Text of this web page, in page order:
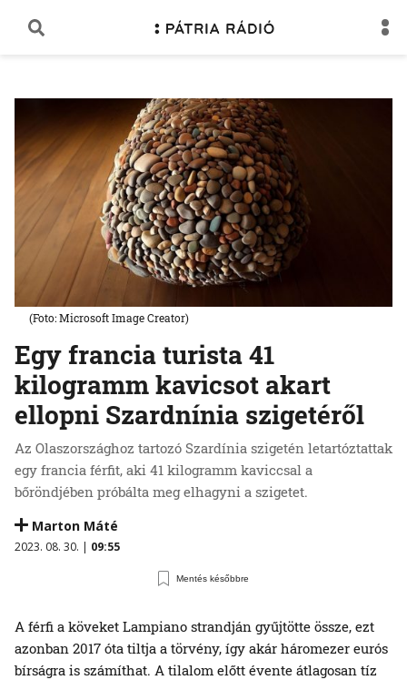
Egy francia turista 41
kilogramm kavicsot akart
ellopni Szardnínia szigetéről
Az Olaszországhoz tartozó Szardínia szigetén letartóztattak
egy francia férfit, aki 41 kilogramm kaviccsal a
bőröndjében próbálta meg elhagyni a szigetet.
Marton Máté
2023. 08. 30. | 09:55
Mentés későbbre
(Foto: Microsoft Image Creator)
A férfi a köveket Lampiano strandján gyűjtötte össze, ezt
azonban 2017 óta tiltja a törvény, így akár háromezer eurós
bírságra is számíthat. A tilalom előtt évente átlagosan tíz